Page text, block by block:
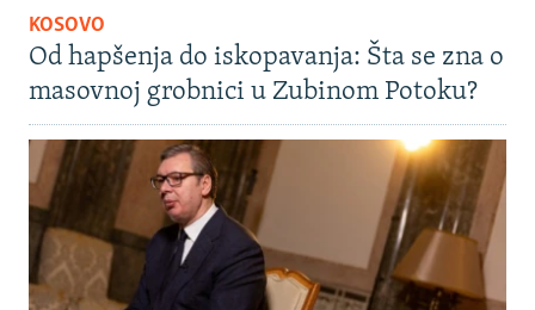
KOSOVO
Od hapšenja do iskopavanja: Šta se zna o
masovnoj grobnici u Zubinom Potoku?